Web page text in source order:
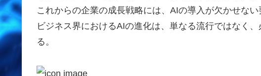
これからの企業の成長戦略には、AIの導入が欠かせない
ビジネス界におけるAIの進化は、単なる流行ではなく
る。